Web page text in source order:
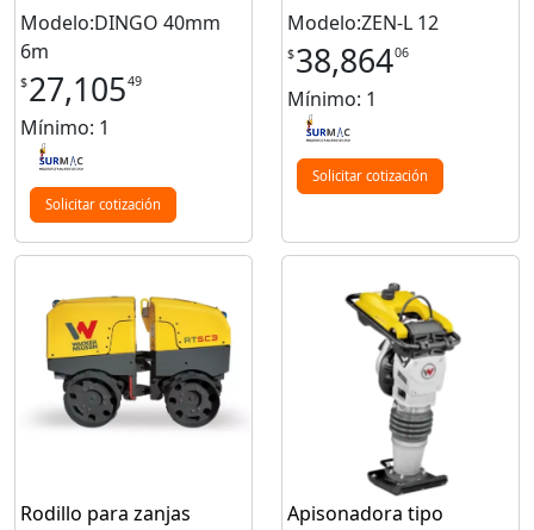
Modelo:DINGO 40mm
6m
$27,10549
Mínimo: 1
Solicitar cotización
Modelo:ZEN-L 12
$38,86406
Mínimo: 1
Solicitar cotización
Rodillo para zanjas
Apisonadora tipo